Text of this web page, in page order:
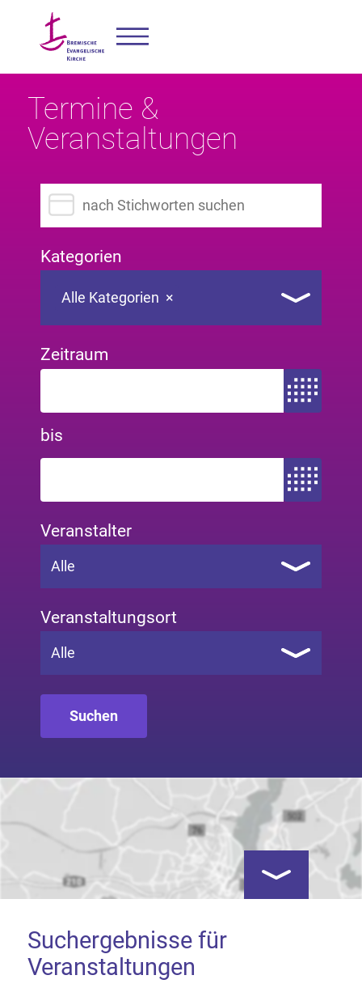
Termine &
Veranstaltungen
Suchbegriff eingeben
Kategorien
×
Alle Kategorien
Zeitraum
Zeitraum von
bis
Zeitraum bis
Veranstalter
Alle
Veranstaltungsort
Alle
Kartenansicht
Suchergebnisse für
Veranstaltungen